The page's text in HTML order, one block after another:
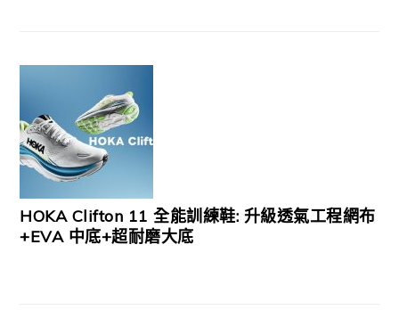
HOKA Clifton 11 全能訓練鞋: 升級透氣工程網布
+EVA 中底+超耐磨大底